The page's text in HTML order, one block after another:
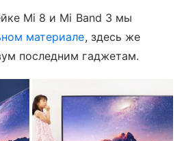
Mi 8 и Mi Band 3 мы
материале, здесь же
последним гаджетам.